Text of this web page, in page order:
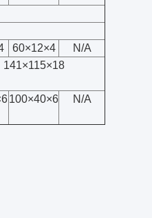
60×12×4
N/A
141×115×18
100×40×6 N/A